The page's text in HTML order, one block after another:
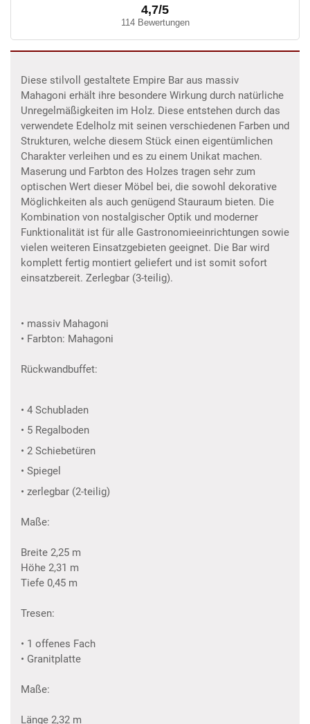
4,7/5
114 Bewertungen
Diese stilvoll gestaltete Empire Bar aus massiv
Mahagoni erhält ihre besondere Wirkung durch natürliche
Unregelmäßigkeiten im Holz. Diese entstehen durch das
verwendete Edelholz mit seinen verschiedenen Farben und
Strukturen, welche diesem Stück einen eigentümlichen
Charakter verleihen und es zu einem Unikat machen.
Maserung und Farbton des Holzes tragen sehr zum
optischen Wert dieser Möbel bei, die sowohl dekorative
Möglichkeiten als auch genügend Stauraum bieten. Die
Kombination von nostalgischer Optik und moderner
Funktionalität ist für alle Gastronomieeinrichtungen sowie
vielen weiteren Einsatzgebieten geeignet. Die Bar wird
komplett fertig montiert geliefert und ist somit sofort
einsatzbereit. Zerlegbar (3-teilig).
• massiv Mahagoni
• Farbton: Mahagoni
Rückwandbuffet:
• 4 Schubladen
• 5 Regalboden
• 2 Schiebetüren
• Spiegel
• zerlegbar (2-teilig)
Maße:
Breite 2,25 m
Höhe 2,31 m
Tiefe 0,45 m
Tresen:
• 1 offenes Fach
• Granitplatte
Maße:
Länge 2,32 m